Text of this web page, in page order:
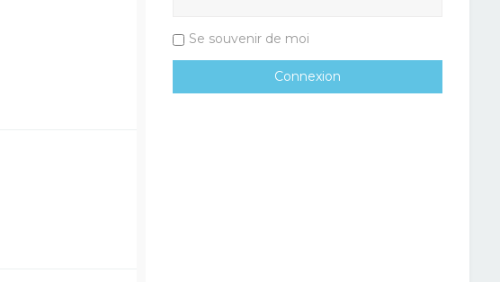
Se souvenir de moi